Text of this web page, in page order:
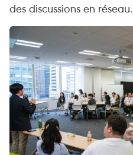
des discussions en réseau.